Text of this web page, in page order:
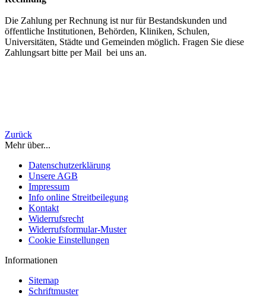
Die Zahlung per Rechnung ist nur für Bestandskunden und
öffentliche Institutionen, Behörden, Kliniken, Schulen,
Universitäten, Städte und Gemeinden möglich. Fragen Sie diese
Zahlungsart bitte per Mail bei uns an.
Zurück
Mehr über...
Datenschutzerklärung
Unsere AGB
Impressum
Info online Streitbeilegung
Kontakt
Widerrufsrecht
Widerrufsformular-Muster
Cookie Einstellungen
Informationen
Sitemap
Schriftmuster